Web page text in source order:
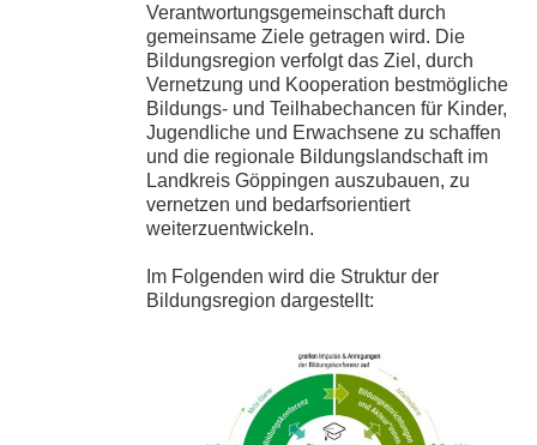
Verantwortungsgemeinschaft durch
gemeinsame Ziele getragen wird. Die
Bildungsregion verfolgt das Ziel, durch
Vernetzung und Kooperation bestmögliche
Bildungs- und Teilhabechancen für Kinder,
Jugendliche und Erwachsene zu schaffen
und die regionale Bildungslandschaft im
Landkreis Göppingen auszubauen, zu
vernetzen und bedarfsorientiert
weiterzuentwickeln.
Im Folgenden wird die Struktur der
Bildungsregion dargestellt: